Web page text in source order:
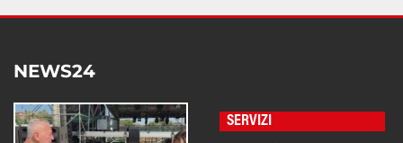
NEWS24
SERVIZI